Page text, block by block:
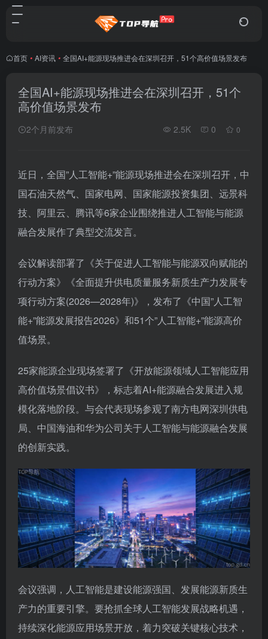
首页 • AI资讯 • 全国AI+能源现场推进会在深圳召开，51个高价值场景发布
全国AI+能源现场推进会在深圳召开，51个
高价值场景发布
2个月前发布 2.5K 0 0
近日，全国”人工智能+”能源现场推进会在深圳召开，中
国石油天然气、国家电网、国家能源投资集团、远景科
技、阿里云、腾讯等6家企业围绕推进人工智能与能源
融合发展作了典型交流发言。
会议解读部署了《关于促进人工智能与能源双向赋能的
行动方案》《全面提升供电质量服务新质生产力发展专
项行动方案(2026—2028年)》，发布了《中国”人工智
能+”能源发展报告2026》和51个”人工智能+”能源高价
值场景。
25家能源企业现场签署了《开放能源领域人工智能应用
高价值场景倡议书》，标志着AI+能源融合发展进入规
模化落地阶段。与会代表现场参观了南方电网深圳供电
局、中国海油和华为公司关于人工智能与能源融合发展
的创新实践。
会议强调，人工智能是建设能源强国、发展能源新质生
产力的重要引擎。要抢抓全球人工智能发展战略机遇，
持续深化能源应用场景开放，着力突破关键核心技术，